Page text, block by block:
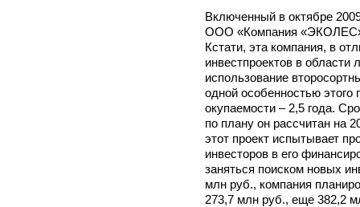
Включенный в октябре
ООО «Компания «ЭКОЛЕС»
Кстати, эта компания, в
инвестпроектов в области
использование
одной особенностью этого
окупаемости – 2,5 года.
по плану он рассчитан на
этот проект испытывает
инвесторов в его
заняться поиском новых
млн руб., компания
273,7 млн руб., еще 382,2